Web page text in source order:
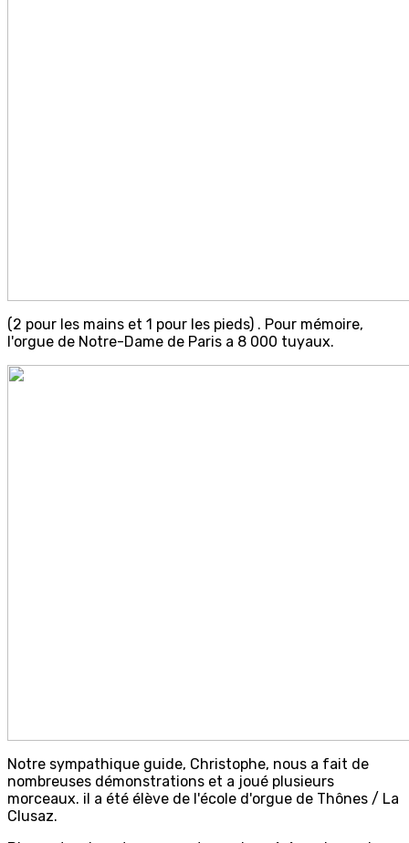
(2 pour les mains et 1 pour les pieds) . Pour mémoire,
l'orgue de Notre-Dame de Paris a 8 000 tuyaux.
Notre sympathique guide, Christophe, nous a fait de
nombreuses démonstrations et a joué plusieurs
morceaux. il a été élève de l'école d'orgue de Thônes / La
Clusaz.